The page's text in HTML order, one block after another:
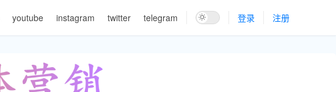
youtube instagram twitter telegram 登录 注册